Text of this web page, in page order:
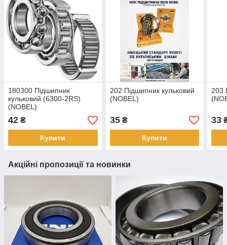
180300 Підшипник
кульковий (6300-2RS)
(NOBEL)
42 ₴
Купити
202 Підшипник кульковий
(NOBEL)
35₴
Купити
203
33
Акційні пропозиції та новинки